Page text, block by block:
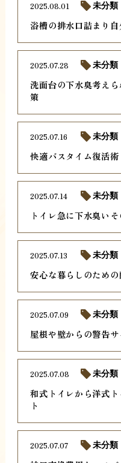
浴槽の排水口詰まり
2025.08.01 未分類
洗面台の下水臭考え
策
2025.07.28 未分類
快適バスタイム復活術
2025.07.16 未分類
トイレ急に下水臭い
2025.07.14 未分類
安心な暮らしのため
2025.07.13 未分類
屋根や壁からの警告
2025.07.09 未分類
和式トイレから洋式
ト
2025.07.08 未分類
2025.07.07 未分類